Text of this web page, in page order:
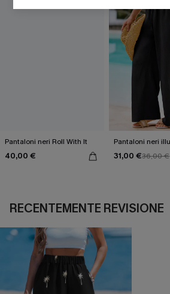
Pantaloni neri Roll With It
40,00 €
Pantaloni neri
31,00 €36,00 €
RECENTEMENTE REVISIONE